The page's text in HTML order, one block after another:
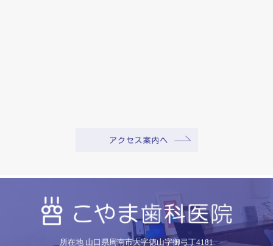
所在地 山口県周南市大字徳山字御弓丁4181